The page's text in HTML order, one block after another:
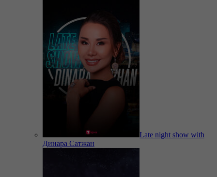
Late night show with
Динара Сатжан